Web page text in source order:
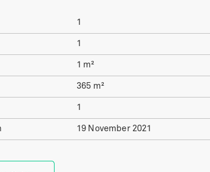
1
1
1 m²
365 m²
1
19 November 2021